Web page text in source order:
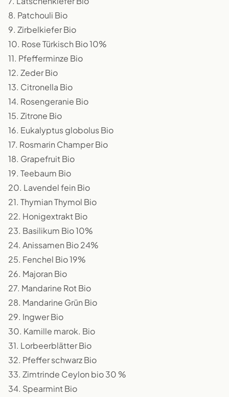
8. Patchouli Bio
9. Zirbelkiefer Bio
10. Rose Türkisch Bio 10%
11. Pfefferminze Bio
12. Zeder Bio
13. Citronella Bio
14. Rosengeranie Bio
15. Zitrone Bio
16. Eukalyptus globolus Bio
17. Rosmarin Champer Bio
18. Grapefruit Bio
19. Teebaum Bio
20. Lavendel fein Bio
21. Thymian Thymol Bio
22. Honigextrakt Bio
23. Basilikum Bio 10%
24. Anissamen Bio 24%
25. Fenchel Bio 19%
26. Majoran Bio
27. Mandarine Rot Bio
28. Mandarine Grün Bio
29. Ingwer Bio
30. Kamille marok. Bio
31. Lorbeerblätter Bio
32. Pfeffer schwarz Bio
33. Zimtrinde Ceylon bio 30 %
34. Spearmint Bio